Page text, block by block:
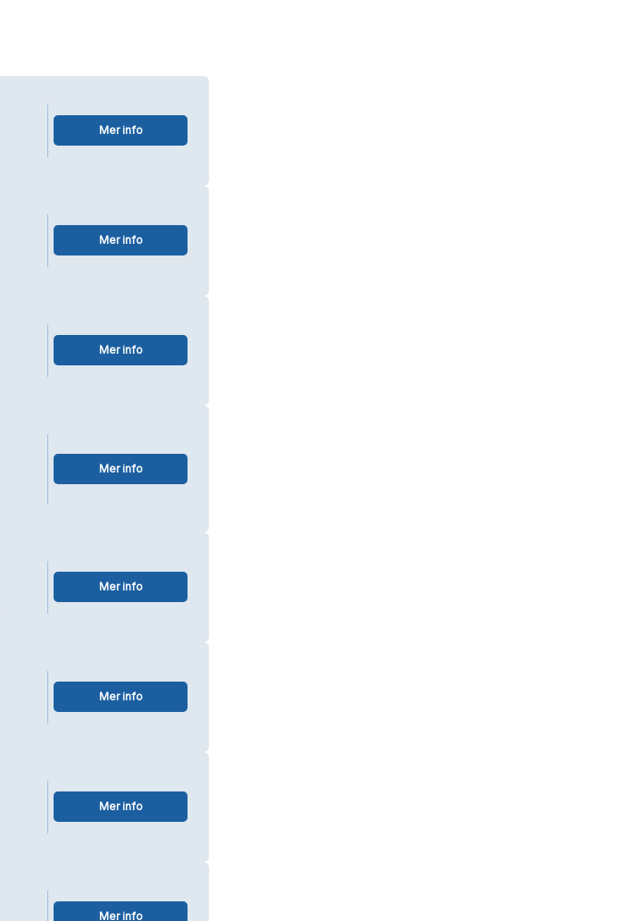
Mer info
Mer info
Mer info
Mer info
Mer info
Mer info
Mer info
Mer info